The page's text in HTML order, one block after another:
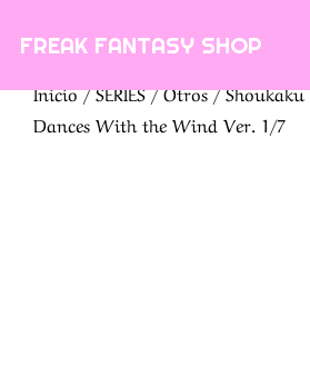
FREAK FANTASY SHOP
Inicio/SERIES/Otros/ Shoukaku
Dances With the Wind Ver. 1/7